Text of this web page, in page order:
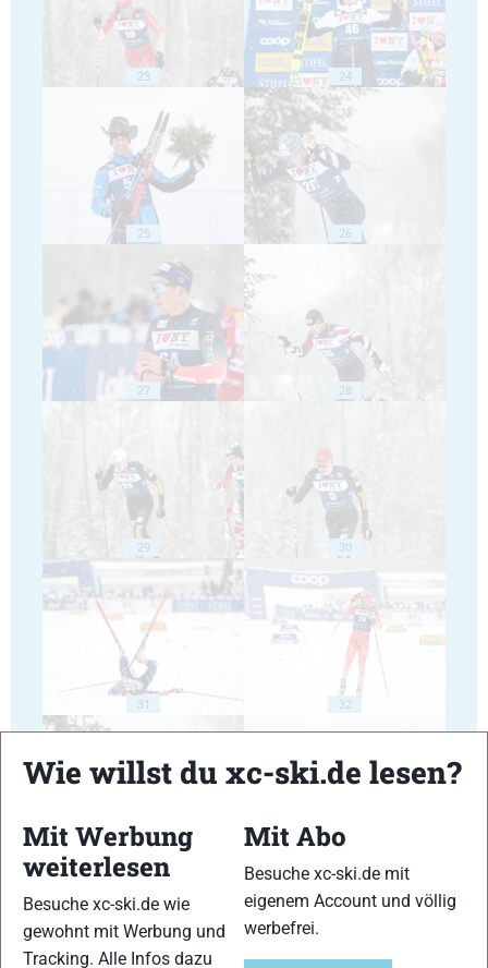
23 24
25 26
27 28
29 30
31 32
33
Wie willst du xc-ski.de lesen?
Mit Werbung
weiterlesen
Besuche xc-ski.de wie
gewohnt mit Werbung und
Tracking. Alle Infos dazu
Mit Abo
Besuche xc-ski.de mit
eigenem Account und völlig
werbefrei.